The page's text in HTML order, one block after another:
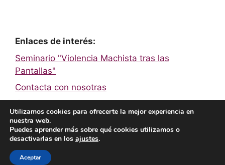
Enlaces de interés:
Seminario "Violencia Machista tras las
Pantallas"
Contacta con nosotras
Facebook
Twitter
© 2026 Páginas Violeta
Utilizamos cookies para ofrecerte la mejor experiencia en
nuestra web.
Puedes aprender más sobre qué cookies utilizamos o
desactivarlas en los ajustes.
Aceptar